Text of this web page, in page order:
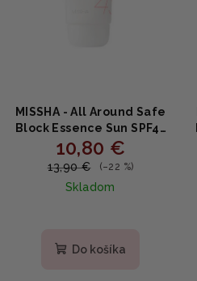
MISSHA - All Around Safe
Block Essence Sun SPF45
PA+++ - Ľahká esencia s
ochranným faktorom
10,80 €
13,90 € (–22 %)
Skladom
Do košíka